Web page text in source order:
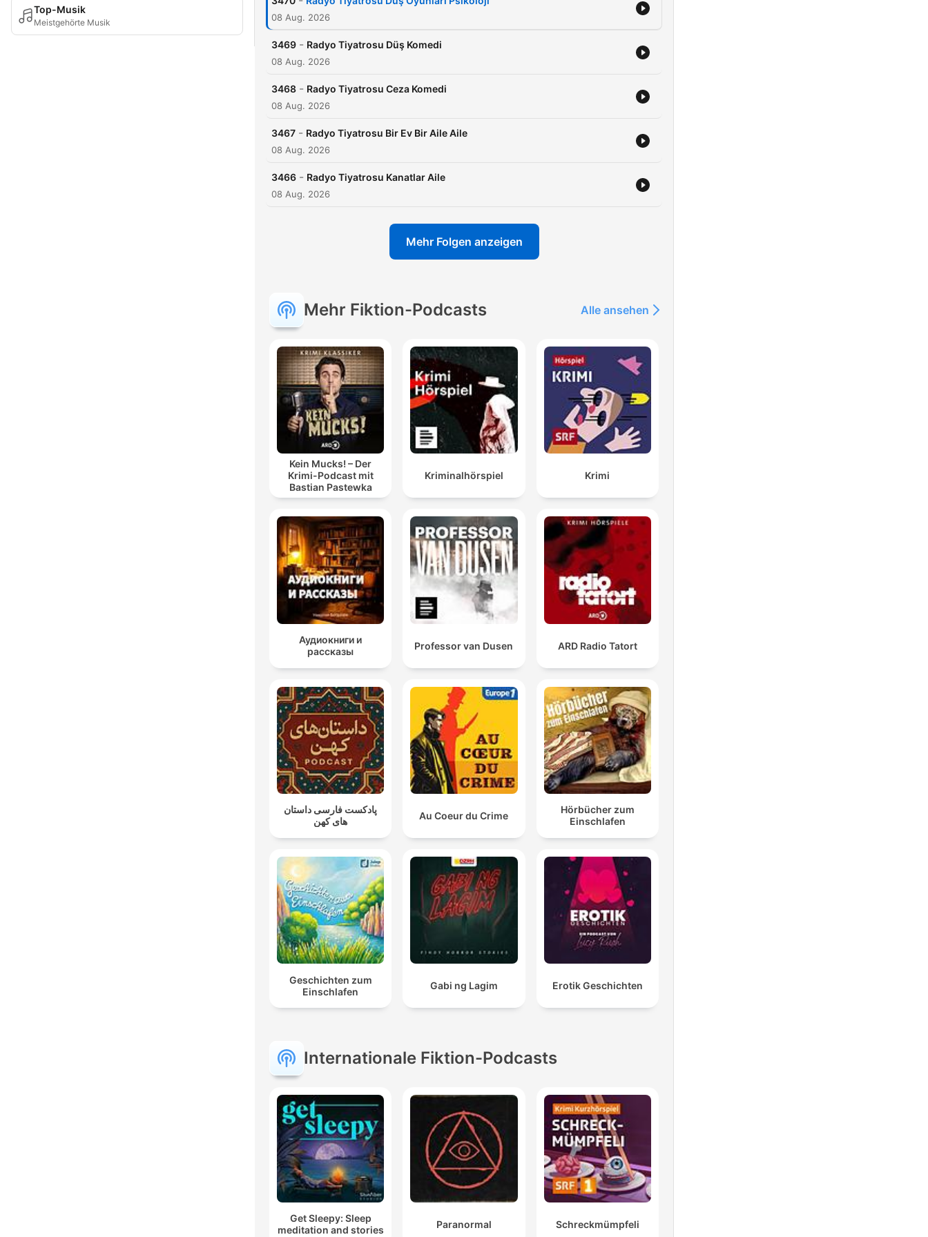
Top-Musik
Meistgehörte Musik 08 Aug. 2026
3469 - Radyo Tiyatrosu Düş Komedi
08 Aug. 2026
3468 - Radyo Tiyatrosu Ceza Komedi
08 Aug. 2026
3467 - Radyo Tiyatrosu Bir Ev Bir Aile Aile
08 Aug. 2026
3466 - Radyo Tiyatrosu Kanatlar Aile
08 Aug. 2026
Mehr Folgen anzeigen
Mehr Fiktion-Podcasts Alle ansehen
Kein Mucks! – Der
Krimi-Podcast mit
Bastian Pastewka
Kriminalhörspiel Krimi
Аудиокниги и
рассказы
Professor van Dusen ARD Radio Tatort
پادکست فارسی داستان
های کهن
Au Coeur du Crime
Hörbücher zum
Einschlafen
Geschichten zum
Einschlafen
Gabi ng Lagim Erotik Geschichten
Internationale Fiktion-Podcasts
Get Sleepy: Sleep
meditation and stories
Paranormal Schreckmümpfeli